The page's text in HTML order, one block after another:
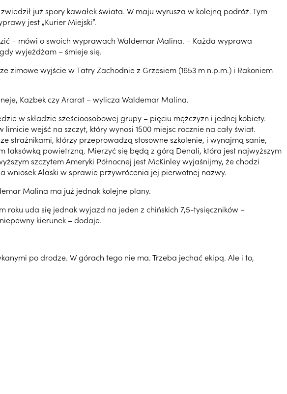
już spory kawałek świata. W maju wyrusza w kolejną podróż. Tym
jest „Kurier Miejski”.
– mówi o swoich wyprawach Waldemar Malina. – Każda wyprawa
wyjeżdżam – śmieje się.
zimowe wyjście w Tatry Zachodnie z Grzesiem (1653 m n.p.m.) i Rakoniem
Kazbek czy Ararat – wylicza Waldemar Malina.
w składzie sześcioosobowej grupy – pięciu mężczyzn i jednej kobiety.
wejść na szczyt, który wynosi 1500 miejsc rocznie na cały świat.
strażnikami, którzy przeprowadzą stosowne szkolenie, i wynajmą sanie,
taksówką powietrzną. Mierzyć się będą z górą Denali, która jest najwyższym
szczytem Ameryki Północnej jest McKinley wyjaśnijmy, że chodzi
wniosek Alaski w sprawie przywrócenia jej pierwotnej nazwy.
Malina ma już jednak kolejne plany.
roku uda się jednak wyjazd na jeden z chińskich 7,5-tysięczników –
kierunek – dodaje.
po drodze. W górach tego nie ma. Trzeba jechać ekipą. Ale i to,